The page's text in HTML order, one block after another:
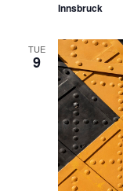
Innsbruck
TUE
9